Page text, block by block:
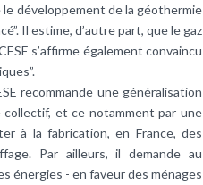
développement de la géothermie
Il estime, d’autre part, que le gaz
CESE s’affirme également convaincu
recommande une généralisation
collectif, et ce notamment par une
à la fabrication, en France, des
. Par ailleurs, il demande au
énergies - en faveur des ménages